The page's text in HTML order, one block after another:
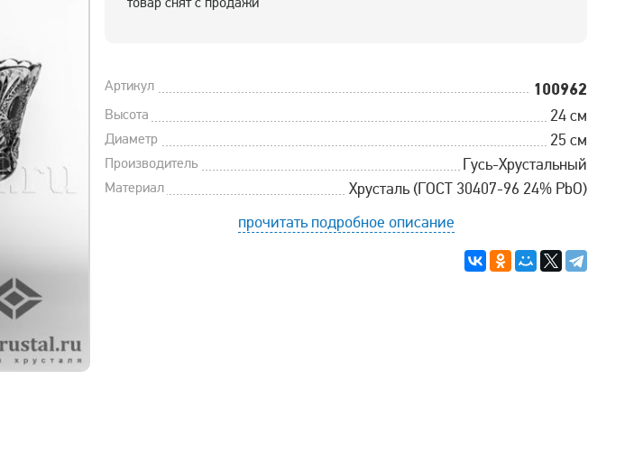
Артикул 100962
Высота 24 см
Диаметр 25 см
Производитель Гусь-Хрустальный
Материал
Хрусталь (ГОСТ 30407-96 24% PbO)
прочитать подробное описание